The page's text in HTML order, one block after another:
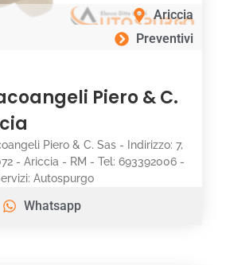
Ariccia
Preventivi
Piero & C.
Piero & C. Sas - Indirizzo: 7,
- Ariccia - RM - Tel: 693392006 -
Autospurgo
Whatsapp